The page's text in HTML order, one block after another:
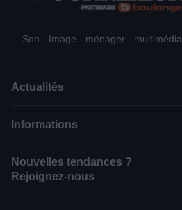
Son - Image - ménager - multimédia
Actualités
Informations
Nouvelles tendances ?
Rejoignez-nous